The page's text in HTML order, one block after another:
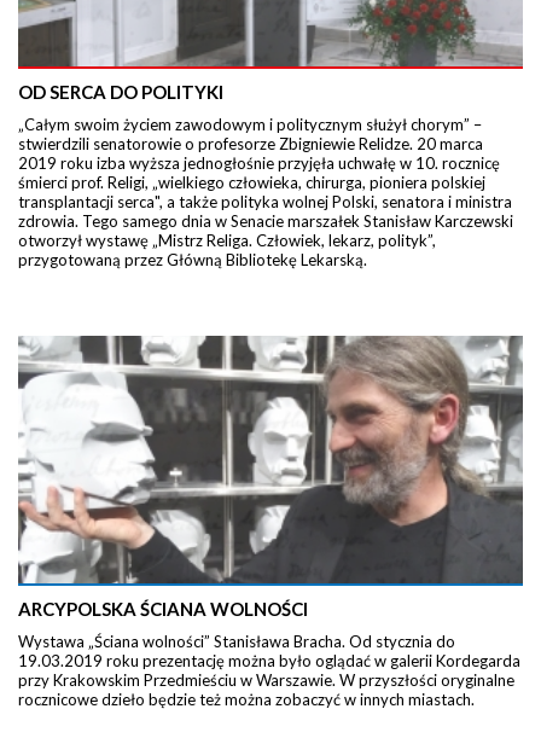
OD SERCA DO POLITYKI
„Całym swoim życiem zawodowym i politycznym służył chorym” –
stwierdzili senatorowie o profesorze Zbigniewie Relidze. 20 marca
2019 roku izba wyższa jednogłośnie przyjęła uchwałę w 10. rocznicę
śmierci prof. Religi, „wielkiego człowieka, chirurga, pioniera polskiej
transplantacji serca", a także polityka wolnej Polski, senatora i ministra
zdrowia. Tego samego dnia w Senacie marszałek Stanisław Karczewski
otworzył wystawę „Mistrz Religa. Człowiek, lekarz, polityk”,
przygotowaną przez Główną Bibliotekę Lekarską.
ARCYPOLSKA ŚCIANA WOLNOŚCI
Wystawa „Ściana wolności” Stanisława Bracha. Od stycznia do
19.03.2019 roku prezentację można było oglądać w galerii Kordegarda
przy Krakowskim Przedmieściu w Warszawie. W przyszłości oryginalne
rocznicowe dzieło będzie też można zobaczyć w innych miastach.